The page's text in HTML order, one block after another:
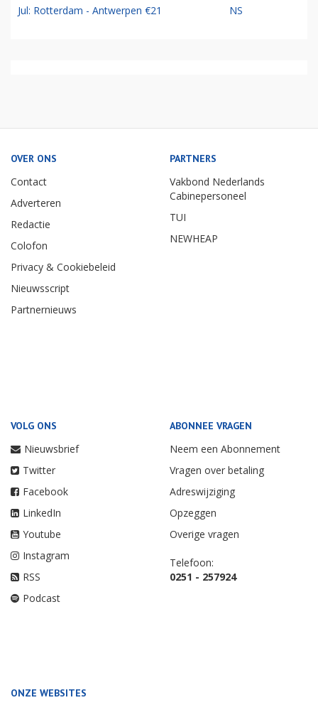
Jul: Rotterdam - Antwerpen €21 NS
OVER ONS
Contact
Adverteren
Redactie
Colofon
Privacy & Cookiebeleid
Nieuwsscript
Partnernieuws
PARTNERS
Vakbond Nederlands
Cabinepersoneel
TUI
NEWHEAP
VOLG ONS
Nieuwsbrief
Twitter
Facebook
LinkedIn
Youtube
Instagram
RSS
Podcast
ABONNEE VRAGEN
Neem een Abonnement
Vragen over betaling
Adreswijziging
Opzeggen
Overige vragen
Telefoon:
0251 - 257924
ONZE WEBSITES